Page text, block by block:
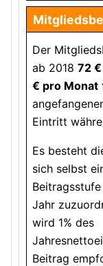
Der
ab 2018 72
€ pro Monat
Eintritt
Es besteht
sich selbst
Jahr
wird 1% des
Beitrag